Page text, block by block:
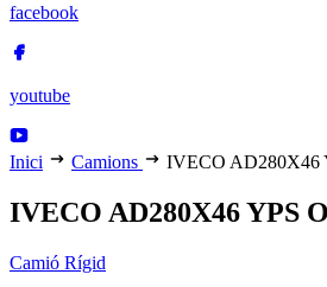
facebook
youtube
Inici Camions IVECO AD280X46
IVECO AD280X46 YPS
Camió Rígid